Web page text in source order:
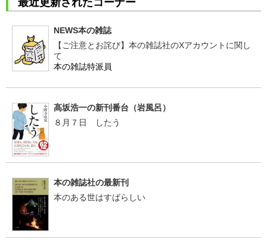
NEWS本の雑誌
【ご注意とお詫び】本の雑誌社のXアカウントに関し
て
本の雑誌特派員
高坂浩一の新刊番台（岩風呂）
８月７日 したう
本の雑誌社の最新刊
本のある世はすばらしい